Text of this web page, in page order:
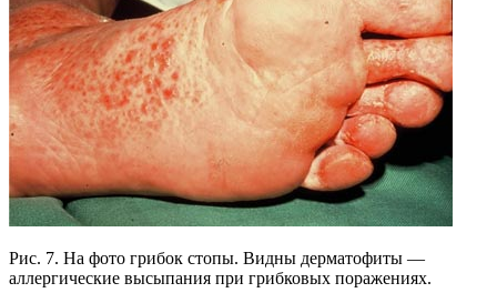
Рис. 7. На фото грибок стопы. Видны дерматофиты —
аллергические высыпания при грибковых поражениях.